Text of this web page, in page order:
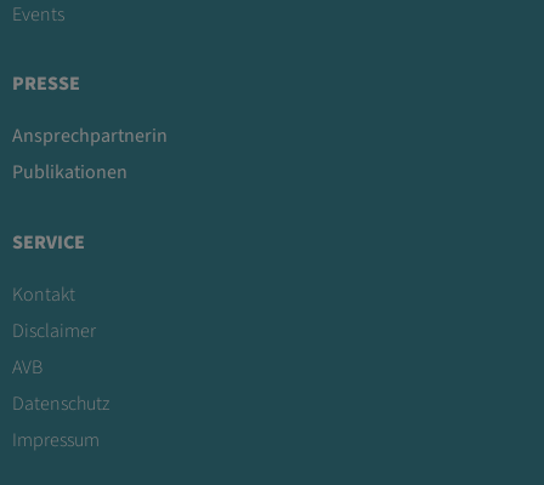
Events
PRESSE
Ansprechpartnerin
Publikationen
SERVICE
Kontakt
Disclaimer
AVB
Datenschutz
Impressum